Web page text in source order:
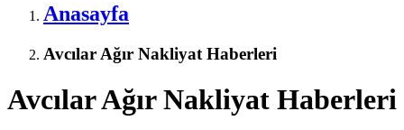
Anasayfa
Avcılar Ağır Nakliyat Haberleri
Avcılar Ağır Nakliyat Haberleri